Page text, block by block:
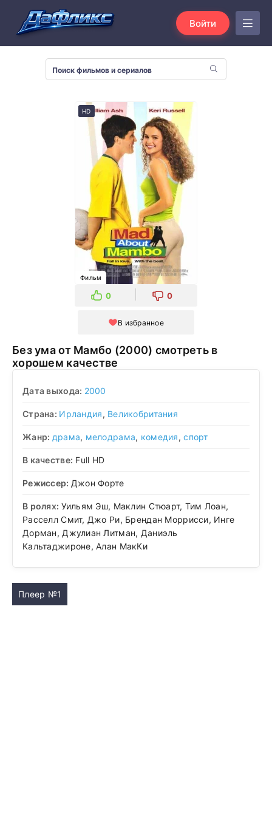
Войти
HD
Фильм
0 0
В избранное
Без ума от Мамбо (2000) смотреть в
хорошем качестве
Дата выхода: 2000
Страна: Ирландия, Великобритания
Жанр: драма, мелодрама, комедия,спорт
В качестве: Full HD
Режиссер: Джон Форте
В ролях: Уильям Эш, Маклин Стюарт, Тим Лоан,
Расселл Смит, Джо Ри, Брендан Моррисси, Инге
Дорман, Джулиан Литман, Даниэль
Кальтаджироне, Алан МакКи
Плеер №1